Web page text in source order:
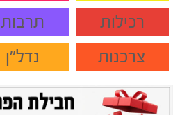
רכילות
תרבות
צרכנות
נדל"ן